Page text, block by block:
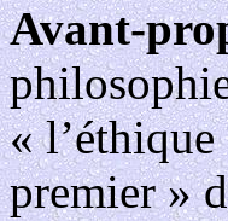
Avant-
«
premier »